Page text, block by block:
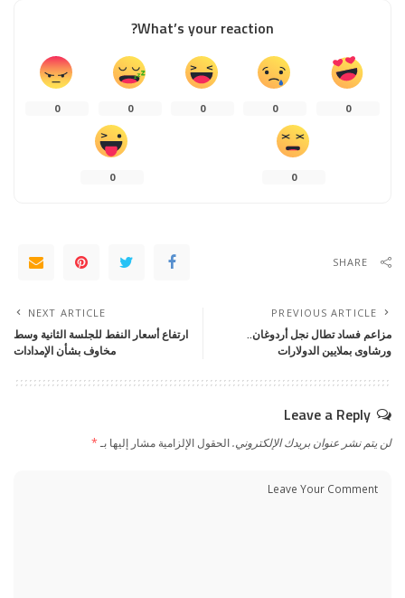
What’s your reaction?
0
0
0
0
0
0
0
SHARE
PREVIOUS ARTICLE
مزاعم فساد تطال نجل أردوغان..
ورشاوى بملايين الدولارات
NEXT ARTICLE
ارتفاع أسعار النفط للجلسة الثانية وسط
مخاوف بشأن الإمدادات
Leave a Reply
لن يتم نشر عنوان بريدك الإلكتروني.الحقول الإلزامية مشار إليها بـ*